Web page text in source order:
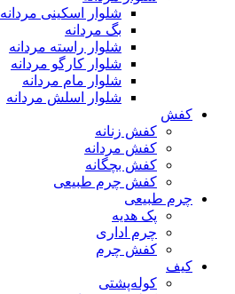
شلوار اسکینی مردانه
بگ مردانه
شلوار راسته مردانه
شلوار کارگو مردانه
شلوار مام مردانه
شلوار اسلش مردانه
کفش
کفش زنانه
کفش مردانه
کفش بچگانه
کفش چرم طبیعی
چرم طبیعی
پک هدیه
چرم اداری
کفش چرم
کیف
کوله‌پشتی